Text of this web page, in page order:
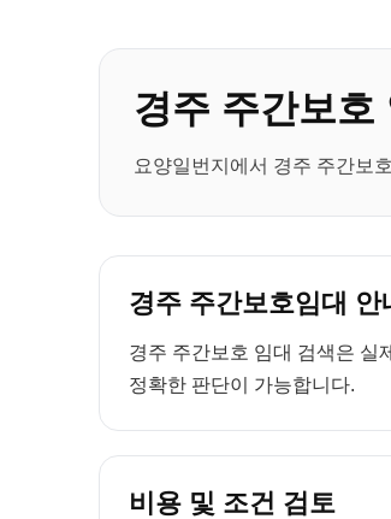
경주 주간보호
요양일번지에서 경주 주간보
경주 주간보호임대 안
경주 주간보호 임대 검색은 실
정확한 판단이 가능합니다.
비용 및 조건 검토